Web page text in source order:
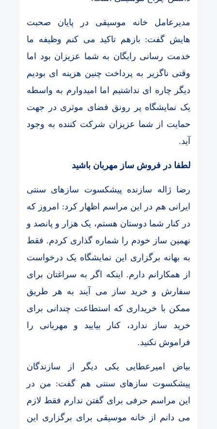
مدیرعامل خانه موسیقی در پایان صحبت
هایش گفت: بازهم تاکید می کنم وظیفه ما
خدمت رسانی رایگان به شما عزیزان بود اما
وقتی ناگزیر به پرداخت چنین هزینه ای بودیم
دیگر چاره ای نداشتیم اما امیدوارم به واسطه
یک نمایشگاه پر رونق فضای موثری در جهت
حمایت از شما عزیزان شرکت کننده به وجود
آید.
لطفا در فروش ساز مهربان باشید
رضا ژاله سازنده پیشکسوت سازهای سنتی
ایرانی هم در این مراسم اظهار کرد: امروز که
در کنار شما دوستان هستم، یک هزار و پانصد و
نهمین ساز خودم را شماره گذاری کردم. فقط
به بهانه برگزاری این نمایشگاه یک درخواست
از همکارانم دارم. اینکه اگر به سراغتان برای
سفارش و خرید ساز می آیند به هر طریق
ممکن با خریداری که استطاعت چندانی برای
خرید ساز ندارد، کنار بیایید و مهربانی را
فراموش نکنید.
بیاض امیرعطایی یکی دیگر از سازندگان
پیشکسوت سازهای سنتی هم گفت: من در
این مراسم حرفی برای گفتن ندارم فقط لازم
می دانم از خانه موسیقی برای برگزاری این